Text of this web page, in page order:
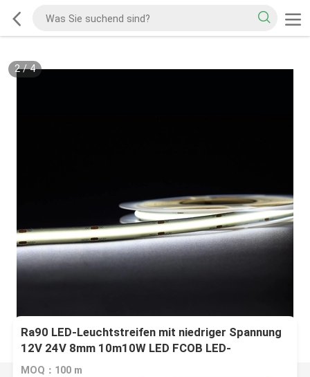
2/4
Ra90 LED-Leuchtstreifen mit niedriger Spannung
12V 24V 8mm 10m10W LED FCOB LED-
Leuchtstreifen 1000LM
MOQ：100 m